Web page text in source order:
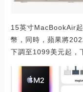
15英寸MacBookAir
幣，同時，蘋果將
下調至1099美元起，